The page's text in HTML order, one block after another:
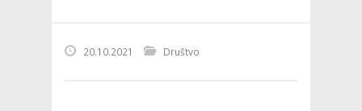
20.10.2021 Društvo